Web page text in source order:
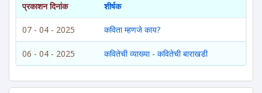
प्रकाशन दिनांक शीर्षक
07 - 04 - 2025 कविता म्हणजे काय?
06 - 04 - 2025 कवितेची व्याख्या - कवितेची बाराखडी